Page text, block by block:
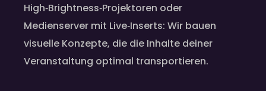
High‑Brightness‑Projektoren oder
Medienserver mit Live‑Inserts: Wir bauen
visuelle Konzepte, die die Inhalte deiner
Veranstaltung optimal transportieren.